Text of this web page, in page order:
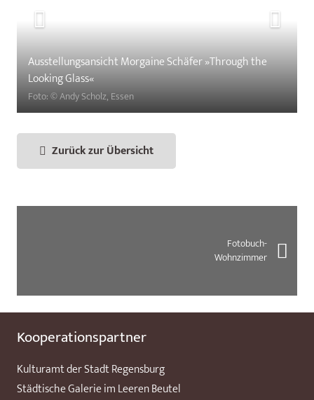
Ausstellungsansicht Morgaine Schäfer »Through the
Looking Glass«
Foto: © Andy Scholz, Essen
Zurück zur Übersicht
Fotobuch-
Wohnzimmer
Kooperationspartner
Kulturamt der Stadt Regensburg
Städtische Galerie im Leeren Beutel